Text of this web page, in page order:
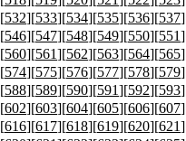
[532][533][534][535][536][537
[546][547][548][549][550][551
[560][561][562][563][564][565
[574][575][576][577][578][579
[588][589][590][591][592][593
[602][603][604][605][606][607
[616][617][618][619][620][621